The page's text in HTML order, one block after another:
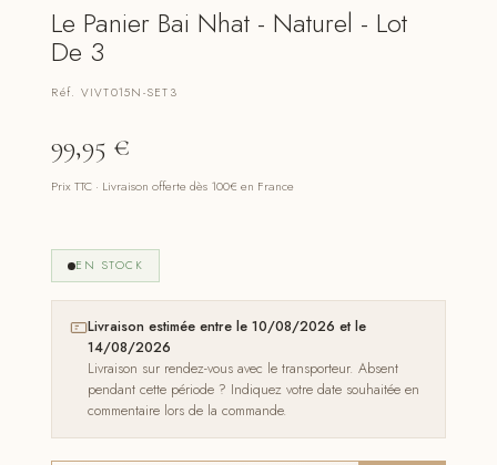
Le Panier Bai Nhat - Naturel - Lot
De 3
Réf. VIVT015N-SET3
99,95 €
Prix TTC · Livraison offerte dès 100€ en France
EN STOCK
Livraison estimée entre le 10/08/2026 et le
14/08/2026
Livraison sur rendez-vous avec le transporteur. Absent
pendant cette période ? Indiquez votre date souhaitée en
commentaire lors de la commande.